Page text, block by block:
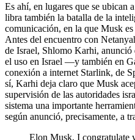
Es ahí, en lugares que se ubican
libra también la batalla de la
comunicación, en la que Musk
Antes del encuentro con
de Israel, Shlomo Karhi, anunció
el uso en Israel —y también en
conexión a internet Starlink, de
sí, Karhi deja claro que Musk
supervisión de las autoridades
sistema una importante
según anunció, precisamente, a
Elon Musk, I congratulate